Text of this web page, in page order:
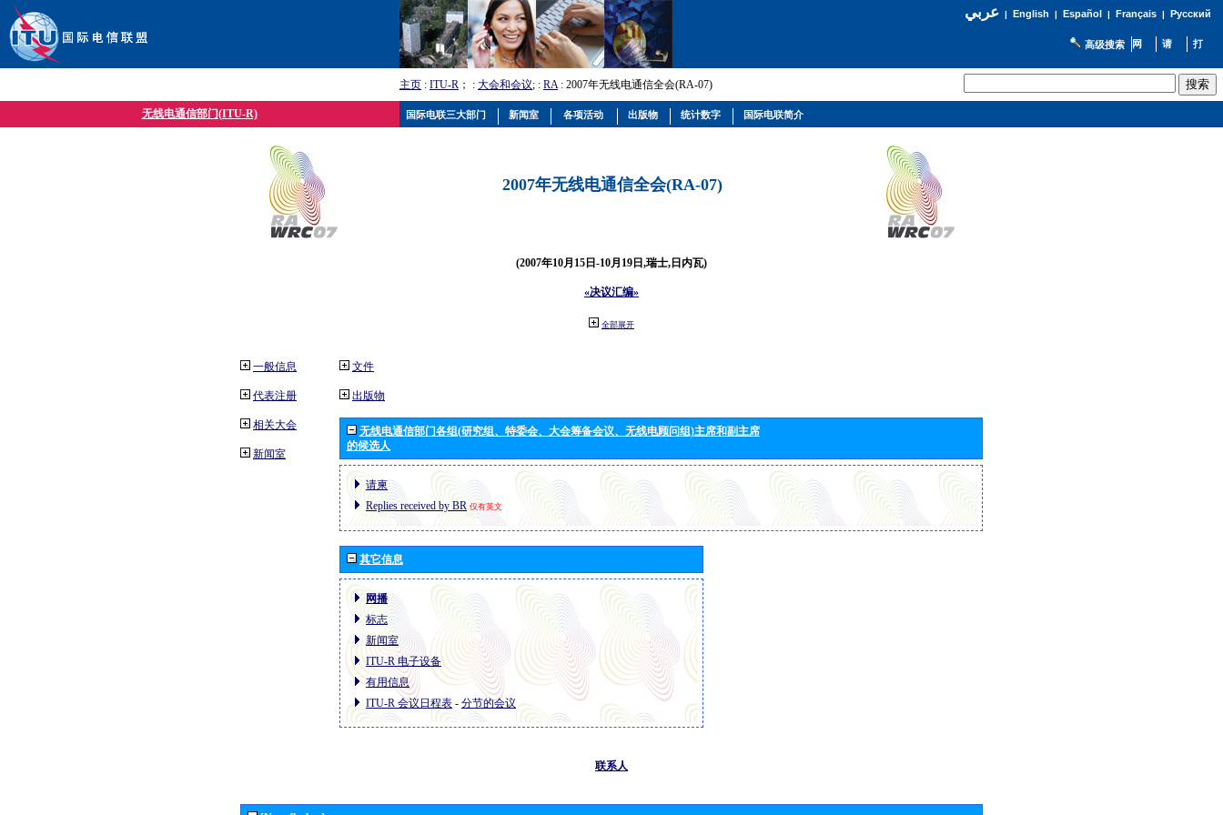
عربي| English | Español | Français| Русский
高级搜索
主页 : ITU-R ； : 大会和会议; : RA: 2007年无线电通信全会(RA-07)
无线电通信部门(ITU-R)
2007年无线电通信全会(RA-07)
(2007年10月15日-10月19日,瑞士,日内瓦)
«决议汇编»
全部展开
一般信息
代表注册
相关大会
新闻室
文件
出版物
无线电通信部门各组(研究组、特委会、大会筹备会议、无线电顾问组)主席和副主席
的候选人
请柬
Replies received by BR 仅有英文
其它信息
网播
标志
新闻室
ITU-R 电子设备
有用信息
ITU-R 会议日程表 - 分节的会议
联系人
国际电联三大部门 新闻室 各项活动 出版物 统计数字 国际电联简介